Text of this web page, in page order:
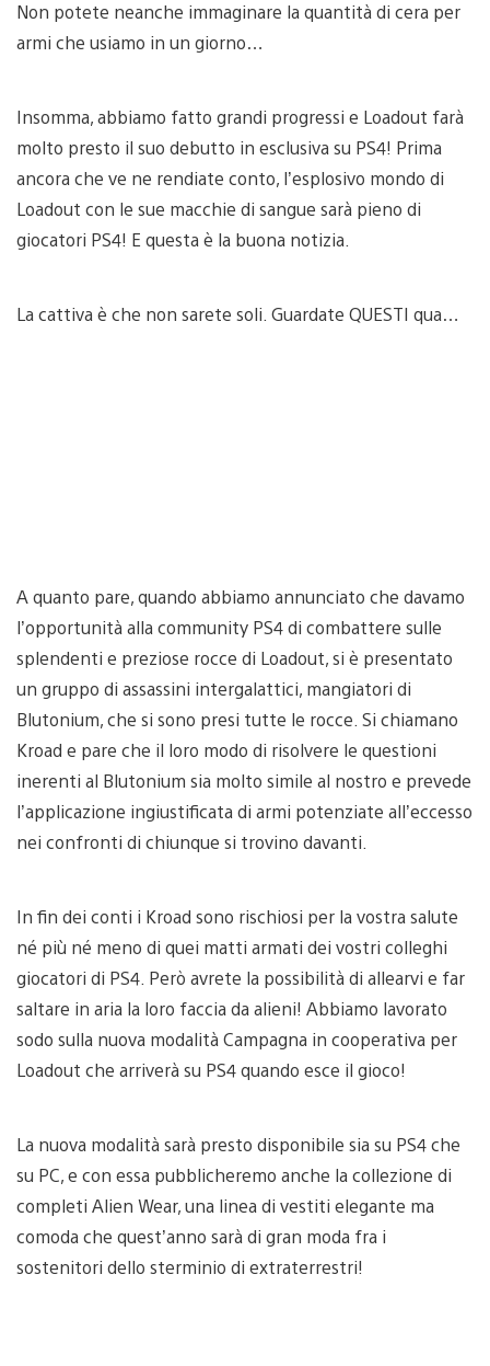
Non potete neanche immaginare la quantità di cera per
armi che usiamo in un giorno…
Insomma, abbiamo fatto grandi progressi e Loadout farà
molto presto il suo debutto in esclusiva su PS4! Prima
ancora che ve ne rendiate conto, l’esplosivo mondo di
Loadout con le sue macchie di sangue sarà pieno di
giocatori PS4! E questa è la buona notizia.
La cattiva è che non sarete soli. Guardate QUESTI qua…
A quanto pare, quando abbiamo annunciato che davamo
l’opportunità alla community PS4 di combattere sulle
splendenti e preziose rocce di Loadout, si è presentato
un gruppo di assassini intergalattici, mangiatori di
Blutonium, che si sono presi tutte le rocce. Si chiamano
Kroad e pare che il loro modo di risolvere le questioni
inerenti al Blutonium sia molto simile al nostro e prevede
l’applicazione ingiustificata di armi potenziate all’eccesso
nei confronti di chiunque si trovino davanti.
In fin dei conti i Kroad sono rischiosi per la vostra salute
né più né meno di quei matti armati dei vostri colleghi
giocatori di PS4. Però avrete la possibilità di allearvi e far
saltare in aria la loro faccia da alieni! Abbiamo lavorato
sodo sulla nuova modalità Campagna in cooperativa per
Loadout che arriverà su PS4 quando esce il gioco!
La nuova modalità sarà presto disponibile sia su PS4 che
su PC, e con essa pubblicheremo anche la collezione di
completi Alien Wear, una linea di vestiti elegante ma
comoda che quest’anno sarà di gran moda fra i
sostenitori dello sterminio di extraterrestri!